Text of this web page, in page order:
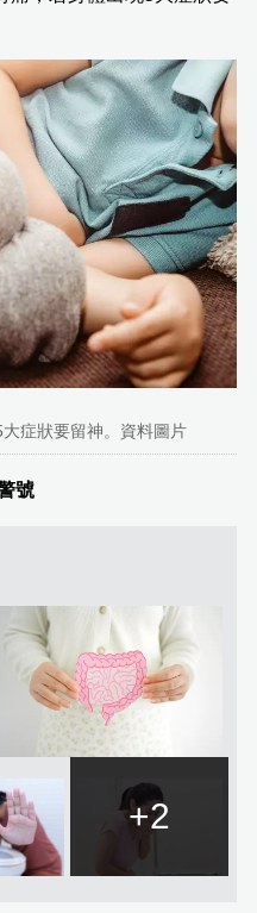
症狀要留神。資料圖片
號
+2